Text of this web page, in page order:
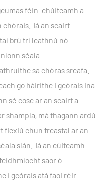
féin-chúiteamh a
Tá an scairt
brú trí leathnú nó
séala
sa chóras sreafa.
go háirithe i gcórais ina
sé cosc ​​ar an scairt a
shampla, má thagann ardú
flexiú chun freastal ar an
slán. Tá an cúiteamh
saor ó
i gcórais atá faoi réir